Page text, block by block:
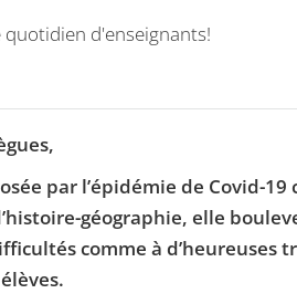
d'enseignants!
par l’épidémie de Covid-
géographie, elle
comme à d’heureuses